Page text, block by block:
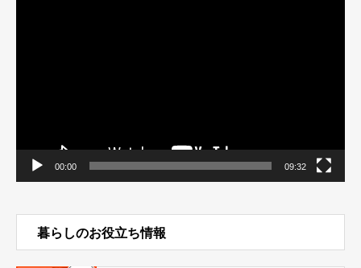
00:00 09:32
暮らしのお役立ち情報